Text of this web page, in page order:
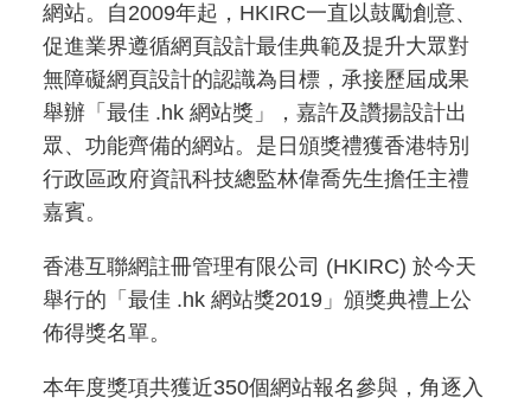
網站。自2009年起，HKIRC一直以鼓勵創意、
促進業界遵循網頁設計最佳典範及提升大眾對
無障礙網頁設計的認識為目標，承接歷屆成果
舉辦「最佳 .hk 網站獎」，嘉許及讚揚設計出
眾、功能齊備的網站。是日頒獎禮獲香港特別
行政區政府資訊科技總監林偉喬先生擔任主禮
嘉賓。
香港互聯網註冊管理有限公司 (HKIRC) 於今天
舉行的「最佳 .hk 網站獎2019」頒獎典禮上公
佈得獎名單。
本年度獎項共獲近350個網站報名參與，角逐入